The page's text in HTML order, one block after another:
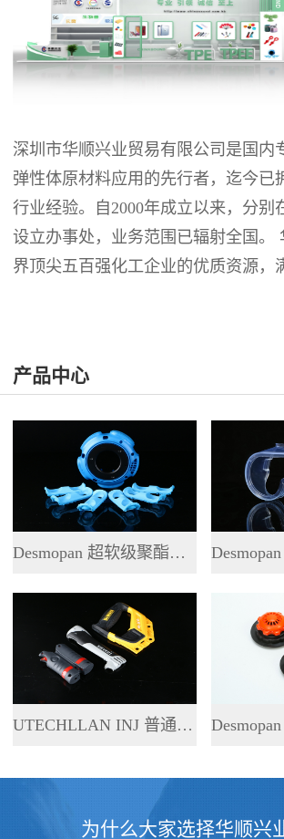
深圳市华顺兴业贸易有限公司是国内
弹性体原材料应用的先行者，迄今已
行业经验。自2000年成立以来，分别
设立办事处，业务范围已辐射全国。
界顶尖五百强化工企业的优质资源，
产品中心
Desmopan 超软级聚酯系列 TPU
UTECHLLAN INJ 普通聚酯系列 TPU
为什么大家选择华顺兴